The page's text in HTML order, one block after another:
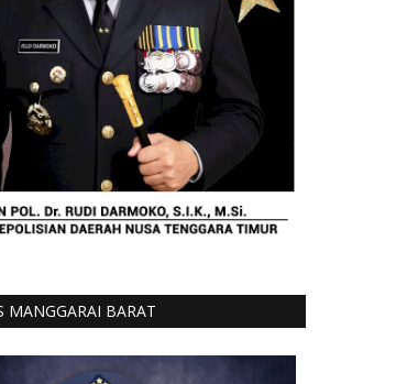
MANGGARAI BARAT